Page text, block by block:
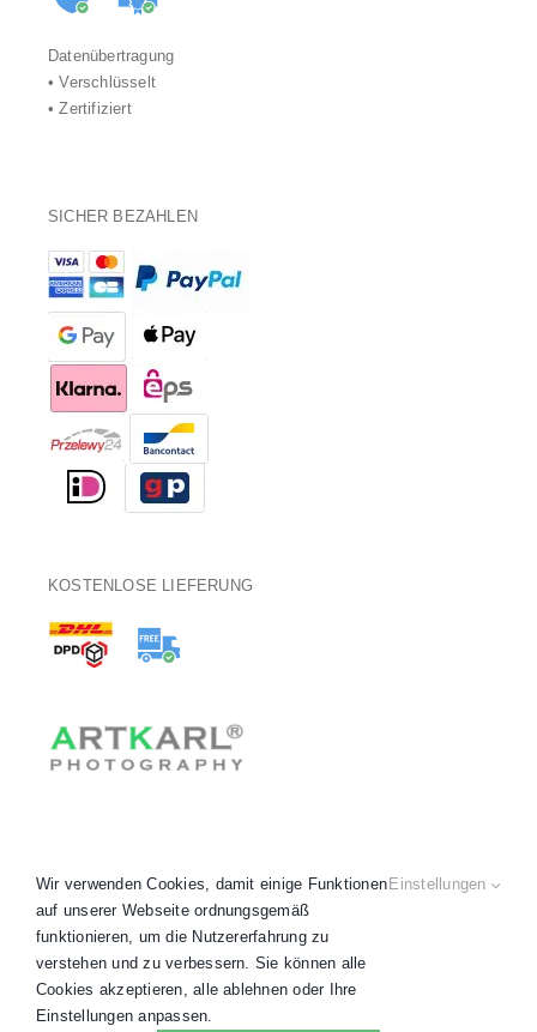
Datenübertragung
• Verschlüsselt
• Zertifiziert
SICHER BEZAHLEN
KOSTENLOSE LIEFERUNG
Copyright 2020 - 2026 © ARTKARL® • AGB
Impressum•Widerruf • Alle Preise inkl. MwSt.
Wir verwenden Cookies, damit einige Funktionen
auf unserer Webseite ordnungsgemäß
funktionieren, um die Nutzererfahrung zu
verstehen und zu verbessern. Sie können alle
Cookies akzeptieren, alle ablehnen oder Ihre
Einstellungen anpassen.
Einstellungen